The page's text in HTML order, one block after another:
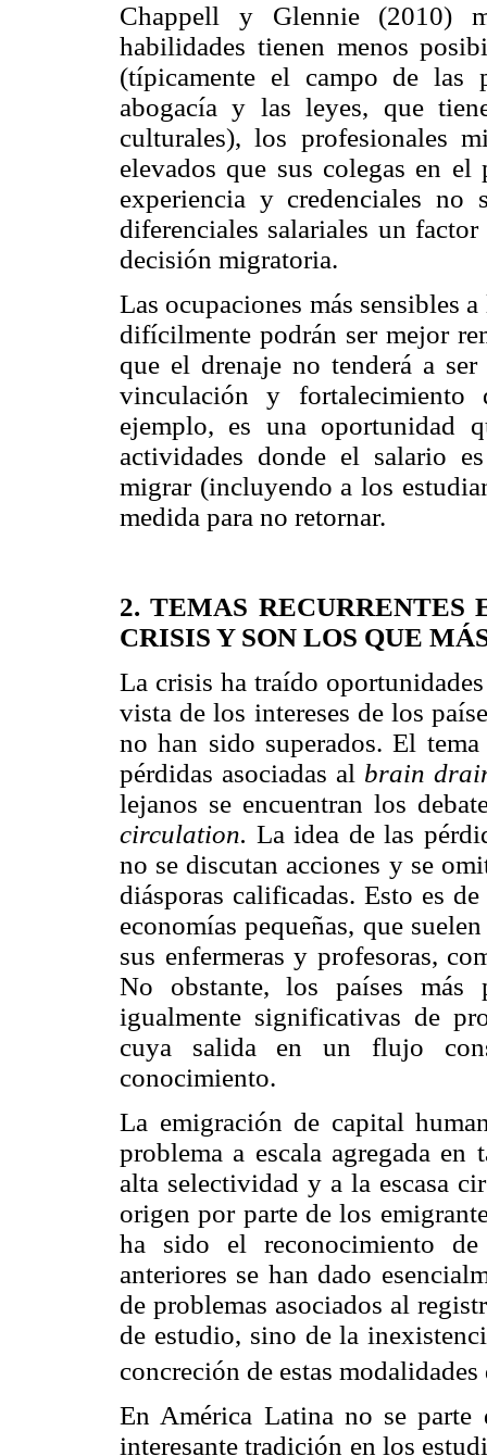
Chappell y Glennie (2010)
habilidades tienen menos
(típicamente el campo de las
abogacía y las leyes, que
culturales), los profesionales
elevados que sus colegas en
experiencia y credenciales no
diferenciales salariales un
decisión migratoria.
Las ocupaciones más sensibles
difícilmente podrán ser mejor
que el drenaje no tenderá a
vinculación y fortalecimiento
ejemplo, es una oportunidad
actividades donde el salario
migrar (incluyendo a los
medida para no retornar.
2. TEMAS
CRISIS Y SON LOS QUE
La crisis ha traído
vista de los intereses de los
no han sido superados. El
pérdidas asociadas al brain
lejanos se encuentran los
circulation. La idea de las
no se discutan acciones y se
diásporas calificadas. Esto es
economías pequeñas, que
sus enfermeras y profesoras,
No obstante, los países más
igualmente significativas de
cuya salida en un flujo
conocimiento.
La emigración de capital
problema a escala agregada en
alta selectividad y a la escasa
origen por parte de los
ha sido el reconocimiento
anteriores se han dado
de problemas asociados al
de estudio, sino de la
concreción de estas
En América Latina no se parte
interesante tradición en los